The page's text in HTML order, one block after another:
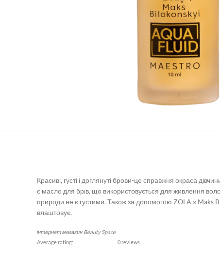
Красиві, густі і доглянуті брови-це справжня окраса
є масло для брів, що використовується для живлення
природи не є густими. Також за допомогою ZOLA x
влаштовує.
інтернет магазин Beauty Space
Average rating:
0 reviews